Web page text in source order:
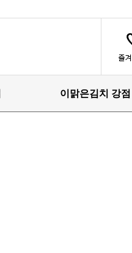
이맑은김치 강점